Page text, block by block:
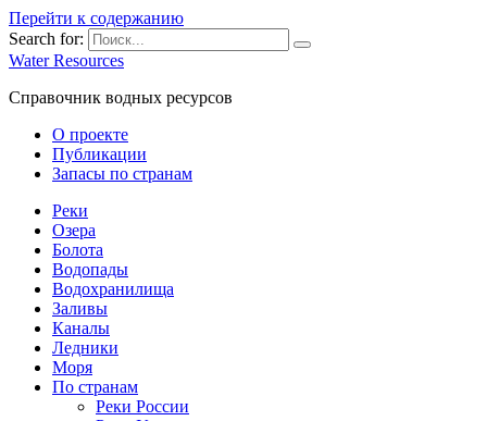
Перейти к содержанию
Search for:
Water Resources
Справочник водных ресурсов
О проекте
Публикации
Запасы по странам
Реки
Озера
Болота
Водопады
Водохранилища
Заливы
Каналы
Ледники
Моря
По странам
Реки России